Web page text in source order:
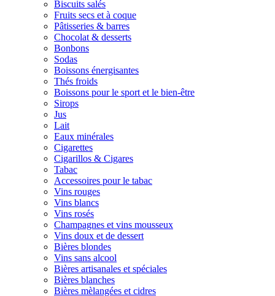
Biscuits salés
Fruits secs et à coque
Pâtisseries & barres
Chocolat & desserts
Bonbons
Sodas
Boissons énergisantes
Thés froids
Boissons pour le sport et le bien-être
Sirops
Jus
Lait
Eaux minérales
Cigarettes
Cigarillos & Cigares
Tabac
Accessoires pour le tabac
Vins rouges
Vins blancs
Vins rosés
Champagnes et vins mousseux
Vins doux et de dessert
Bières blondes
Vins sans alcool
Bières artisanales et spéciales
Bières blanches
Bières mèlangées et cidres